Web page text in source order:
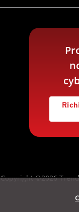
Copyright ©2026